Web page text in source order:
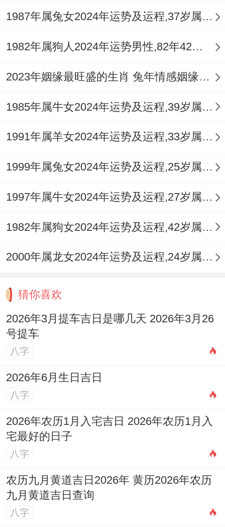
1987年属兔女2024年运势及运程,37岁属兔人2024全年每月运势女性如何
1982年属狗人2024年运势男性,82年42岁属狗男2024年每月运程怎么样
2023年姻缘最旺盛的生肖 兔年情感姻缘运比较旺的属相
1985年属牛女2024年运势及运程,39岁属牛人2024全年每月运势女性如何
1991年属羊女2024年运势及运程,33岁属羊人2024全年每月运势女性如何
1999年属兔女2024年运势及运程,25岁属兔人2024全年每月运势女性如何
1997年属牛女2024年运势及运程,27岁属牛人2024全年每月运势女性如何
1982年属狗女2024年运势及运程,42岁属狗人2024全年每月运势女性如何
2000年属龙女2024年运势及运程,24岁属龙人2024全年每月运势女性如何
猜你喜欢
2026年3月提车吉日是哪几天 2026年3月26
号提车
八字
2026年6月生日吉日
八字
2026年农历1月入宅吉日 2026年农历1月入
宅最好的日子
八字
农历九月黄道吉日2026年 黄历2026年农历
九月黄道吉日查询
八字